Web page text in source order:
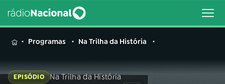
MENUProgramas Na Trilha da História
EPISÓDIO Na Trilha da História